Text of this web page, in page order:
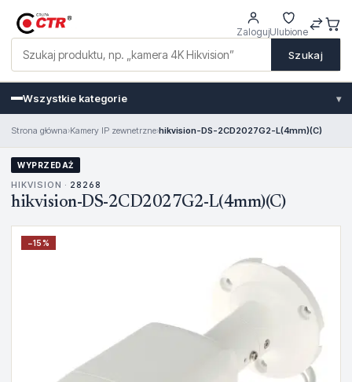
Szukaj
ZalogujUlubione
Wszystkie kategorie ▾
Strona główna›Kamery IP zewnetrzne›hikvision-DS-2CD2027G2-L(4mm)(C)
WYPRZEDAŻ
HIKVISION · 28268
hikvision-DS-2CD2027G2-L(4mm)(C)
−15%